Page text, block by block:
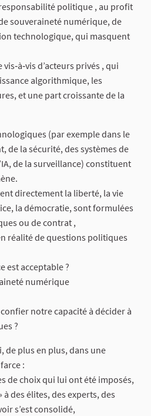
politique , au profit
souveraineté numérique, de
technologique, qui masquent
d’acteurs privés , qui
algorithmique, les
et une part croissante de la
(par exemple dans le
de la sécurité, des systèmes de
de la surveillance) constituent
directement la liberté, la vie
la démocratie, sont formulées
ou de contrat ,
réalité de questions politiques
est acceptable ?
numérique
notre capacité à décider à
?
de plus en plus, dans une
:
de choix qui lui ont été imposés,
des élites, des experts, des
s’est consolidé,